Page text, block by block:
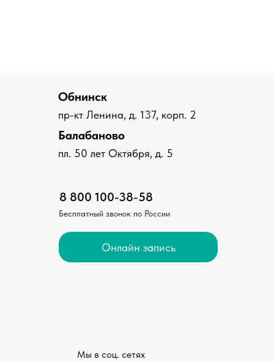
Онлайн запись
Обнинск
пр-кт Ленина, д. 137, корп. 2
Балабаново
пл. 50 лет Октября, д. 5
8 800 100-38-58
Бесплатный звонок по России
Мы в соц. сетях